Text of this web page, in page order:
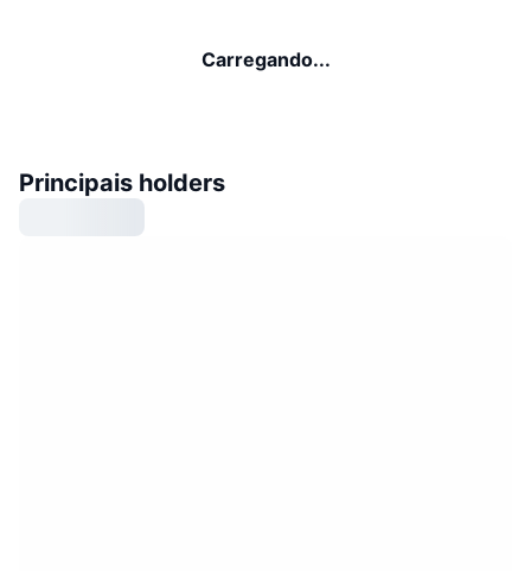
Carregando...
Principais holders